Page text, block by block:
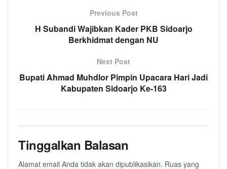
Previous Post
H Subandi Wajibkan Kader PKB Sidoarjo
Berkhidmat dengan NU
Next Post
Bupati Ahmad Muhdlor Pimpin Upacara Hari Jadi
Kabupaten Sidoarjo Ke-163
Tinggalkan Balasan
Alamat email Anda tidak akan dipublikasikan. Ruas yang